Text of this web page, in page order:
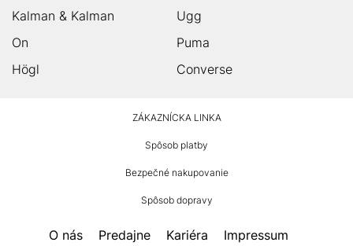
Kalman & Kalman
Ugg
On
Puma
Högl
Converse
ZÁKAZNÍCKA LINKA
Spôsob platby
Bezpečné nakupovanie
Spôsob dopravy
O nás Predajne Kariéra Impressum